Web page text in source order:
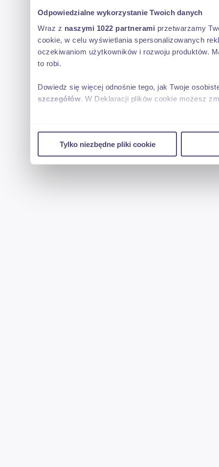
Odpowiedzialne wykorzystanie Twoich danych
Wraz z naszymi 1022 partnerami przetwarzamy
cookie, w celu wyświetlania spersonalizowanych
oczekiwaniom użytkowników i rozwoju produktów.
to robi.
Dowiedz się więcej odnośnie tego, jak Twoje
szczegółów . W Deklaracji plików cookie możesz
w naszej witrynie. Informacje o tym, jak korzystasz
reklamowym i analitycznym. Partnerzy mogą
uzyskanymi podczas korzystania z ich usług.
Tylko niezbędne pliki cookie